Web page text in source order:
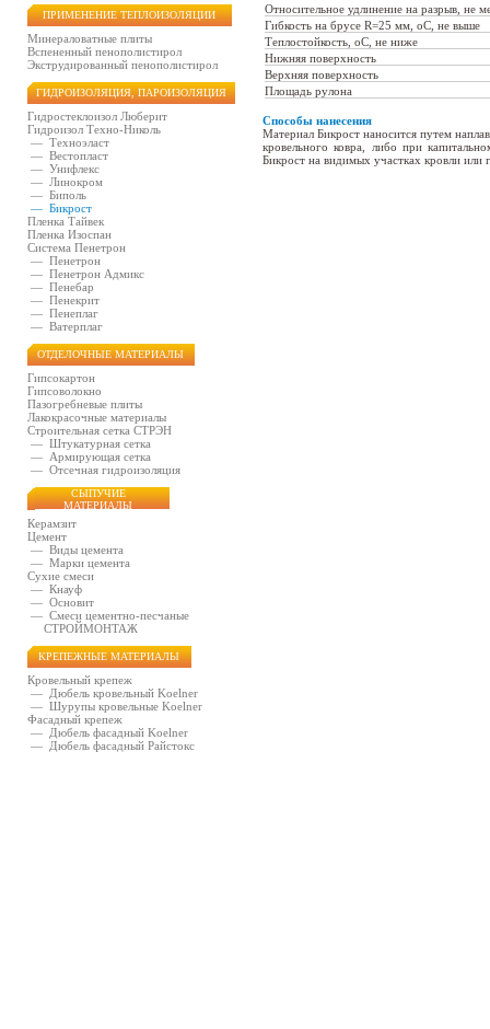
ПРИМЕНЕНИЕ ТЕПЛОИЗОЛЯЦИИ
Минераловатные плиты
Вспененный пенополистирол
Экструдированный пенополистирол
ГИДРОИЗОЛЯЦИЯ, ПАРОИЗОЛЯЦИЯ
Гидростеклоизол Люберит
Гидроизол Техно-Николь
— Техноэласт
— Вестопласт
— Унифлекс
— Линокром
— Биполь
— Бикрост
Пленка Тайвек
Пленка Изоспан
Система Пенетрон
— Пенетрон
— Пенетрон Адмикс
— Пенебар
— Пенекрит
— Пенеплаг
— Ватерплаг
ОТДЕЛОЧНЫЕ МАТЕРИАЛЫ
Гипсокартон
Гипсоволокно
Пазогребневые плиты
Лакокрасочные материалы
Строительная сетка СТРЭН
— Штукатурная сетка
— Армирующая сетка
— Отсечная гидроизоляция
СЫПУЧИЕ
МАТЕРИАЛЫ
Керамзит
Цемент
— Виды цемента
— Марки цемента
Сухие смеси
— Кнауф
— Основит
— Смеси цементно-песчаные
СТРОЙМОНТАЖ
КРЕПЕЖНЫЕ МАТЕРИАЛЫ
Кровельный крепеж
— Дюбель кровельный Koelner
— Шурупы кровельные Koelner
Фасадный крепеж
— Дюбель фасадный Koelner
— Дюбель фасадный Райстокс
Относительное удлинение на разрыв, не
Гибкость на брусе R=25 мм, оС, не выше
Теплостойкость, оС, не ниже
Нижняя поверхность
Верхняя поверхность
Площадь рулона
Способы нанесения
Материал Бикрост наносится путем
кровельного ковра, либо при
Бикрост на видимых участках кровли или